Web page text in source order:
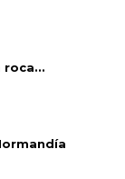
roca...